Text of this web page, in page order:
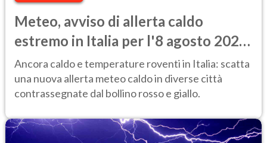
Meteo, avviso di allerta caldo
estremo in Italia per l'8 agosto 2026:
le città a rischio per il Ministero della
Salute
Ancora caldo e temperature roventi in Italia: scatta
una nuova allerta meteo caldo in diverse città
contrassegnate dal bollino rosso e giallo.